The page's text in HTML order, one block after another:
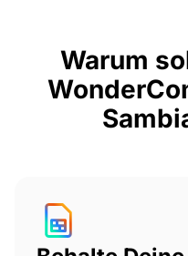
Warum